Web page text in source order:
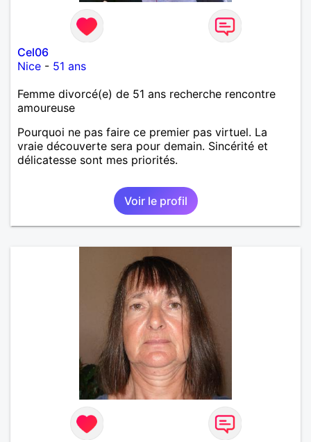
Cel06
Nice - 51 ans
Femme divorcé(e) de 51 ans recherche rencontre
amoureuse
Pourquoi ne pas faire ce premier pas virtuel. La
vraie découverte sera pour demain. Sincérité et
délicatesse sont mes priorités.
Voir le profil